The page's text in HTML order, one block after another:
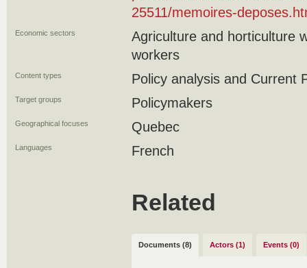
25511/memoires-
Economic sectors
Agriculture and horticulture
workers
Content types Policy analysis and Current
Target groups Policymakers
Geographical focuses Quebec
Languages French
Related
Documents (8) Actors (1) Events (0)